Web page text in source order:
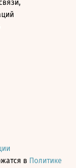
в Политике